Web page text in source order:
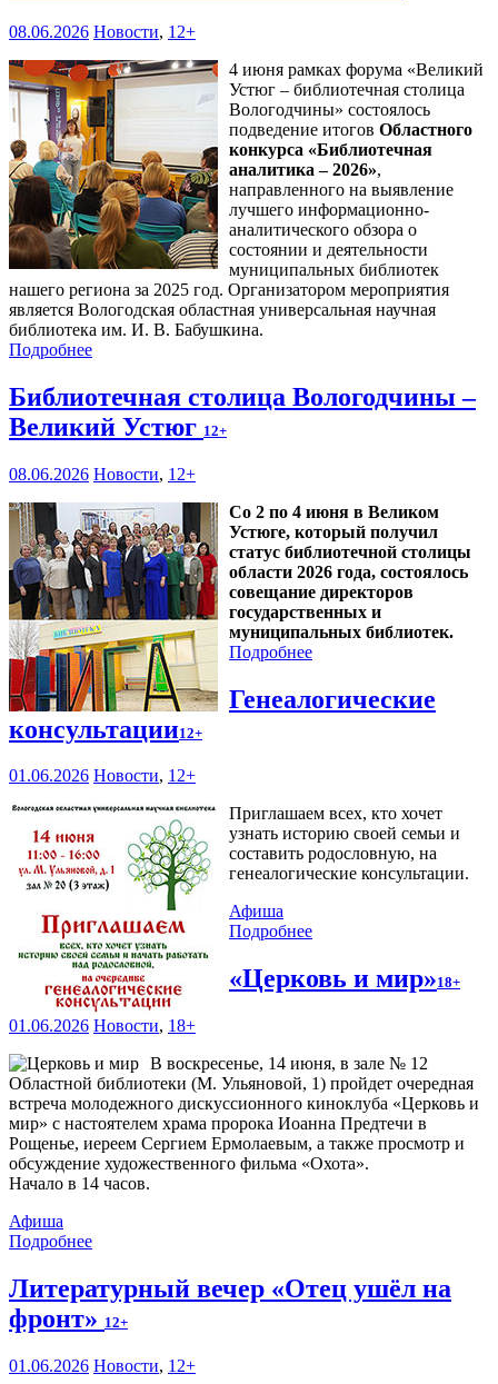
08.06.2026 Новости, 12+
4 июня рамках форума «Великий
Устюг – библиотечная столица
Вологодчины» состоялось
подведение итогов Областного
конкурса «Библиотечная
аналитика – 2026»,
направленного на выявление
лучшего информационно-
аналитического обзора о
состоянии и деятельности
муниципальных библиотек
нашего региона за 2025 год. Организатором мероприятия
является Вологодская областная универсальная научная
библиотека им. И. В. Бабушкина.
Подробнее
Библиотечная столица Вологодчины –
Великий Устюг 12+
08.06.2026 Новости, 12+
Со 2 по 4 июня в Великом
Устюге, который получил
статус библиотечной столицы
области 2026 года, состоялось
совещание директоров
государственных и
муниципальных библиотек.
Подробнее
Генеалогические
консультации12+
01.06.2026 Новости, 12+
Приглашаем всех, кто хочет
узнать историю своей семьи и
составить родословную, на
генеалогические консультации.
Афиша
Подробнее
«Церковь и мир»18+
01.06.2026 Новости, 18+
В воскресенье, 14 июня, в зале № 12
Областной библиотеки (М. Ульяновой, 1) пройдет очередная
встреча молодежного дискуссионного киноклуба «Церковь и
мир» с настоятелем храма пророка Иоанна Предтечи в
Рощенье, иереем Сергием Ермолаевым, а также просмотр и
обсуждение художественного фильма «Охота».
Начало в 14 часов.
Афиша
Подробнее
Литературный вечер «Отец ушёл на
фронт» 12+
01.06.2026 Новости, 12+